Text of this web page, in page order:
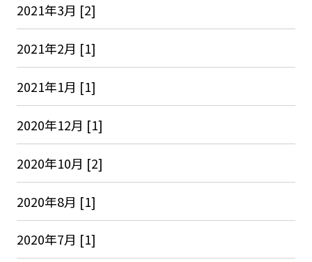
2021年3月 [2]
2021年2月 [1]
2021年1月 [1]
2020年12月 [1]
2020年10月 [2]
2020年8月 [1]
2020年7月 [1]